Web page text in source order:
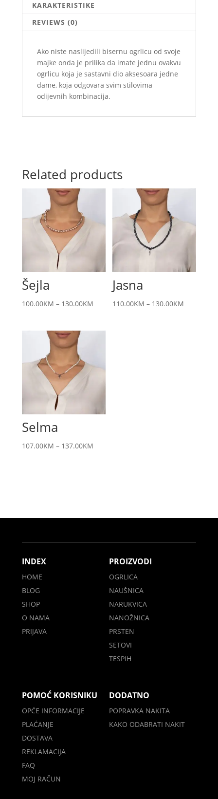
KARAKTERISTIKE
REVIEWS (0)
Ako niste naslijedili bisernu ogrlicu od svoje
majke onda je prilika da imate jednu ovakvu
ogrlicu koja je sastavni dio aksesoara jedne
dame, koja odgovara svim stilovima
odijevnih kombinacija.
Related products
Šejla
100.00KM – 130.00KM
Jasna
110.00KM – 130.00KM
Selma
107.00KM – 137.00KM
INDEX
HOME
BLOG
SHOP
O NAMA
PRIJAVA
PROIZVODI
OGRLICA
NAUŠNICA
NARUKVICA
NANOŽNICA
PRSTEN
SETOVI
TESPIH
POMOĆ KORISNIKU
OPĆE INFORMACIJE
PLAĆANJE
DOSTAVA
REKLAMACIJA
FAQ
MOJ RAČUN
DODATNO
POPRAVKA NAKITA
KAKO ODABRATI NAKIT